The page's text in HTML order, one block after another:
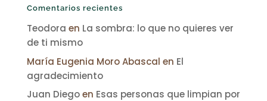
Comentarios recientes
Teodora en La sombra: lo que no quieres ver
de ti mismo
María Eugenia Moro Abascal en El
agradecimiento
Juan Diegoen Esas personas que limpian por